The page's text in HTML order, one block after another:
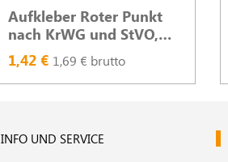
Aufkleber Roter Punkt
nach KrWG und StVO,
leuchtrot, A5
1,42 € 1,69 € brutto
INFO UND SERVICE